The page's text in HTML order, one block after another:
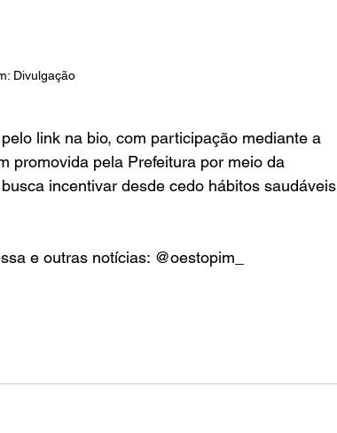
Divulgação
link na bio, com participação mediante a
promovida pela Prefeitura por meio da
incentivar desde cedo hábitos saudáveis
e outras notícias: @oestopim_